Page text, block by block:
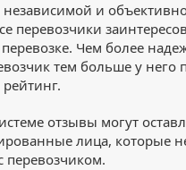
независимой и
перевозчики
Чем более
тем больше у
отзывы могут
лица, которые
перевозчиком.